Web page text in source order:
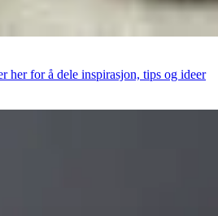
her for å dele inspirasjon, tips og ideer